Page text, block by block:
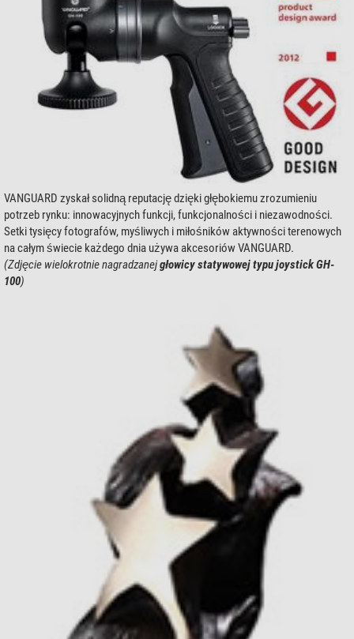
VANGUARD zyskał solidną reputację dzięki głębokiemu zrozumieniu
potrzeb rynku: innowacyjnych funkcji, funkcjonalności i niezawodności.
Setki tysięcy fotografów, myśliwych i miłośników aktywności terenowych
na całym świecie każdego dnia używa akcesoriów VANGUARD.
(Zdjęcie wielokrotnie nagradzanejgłowicy statywowej typu joystick GH-
100)